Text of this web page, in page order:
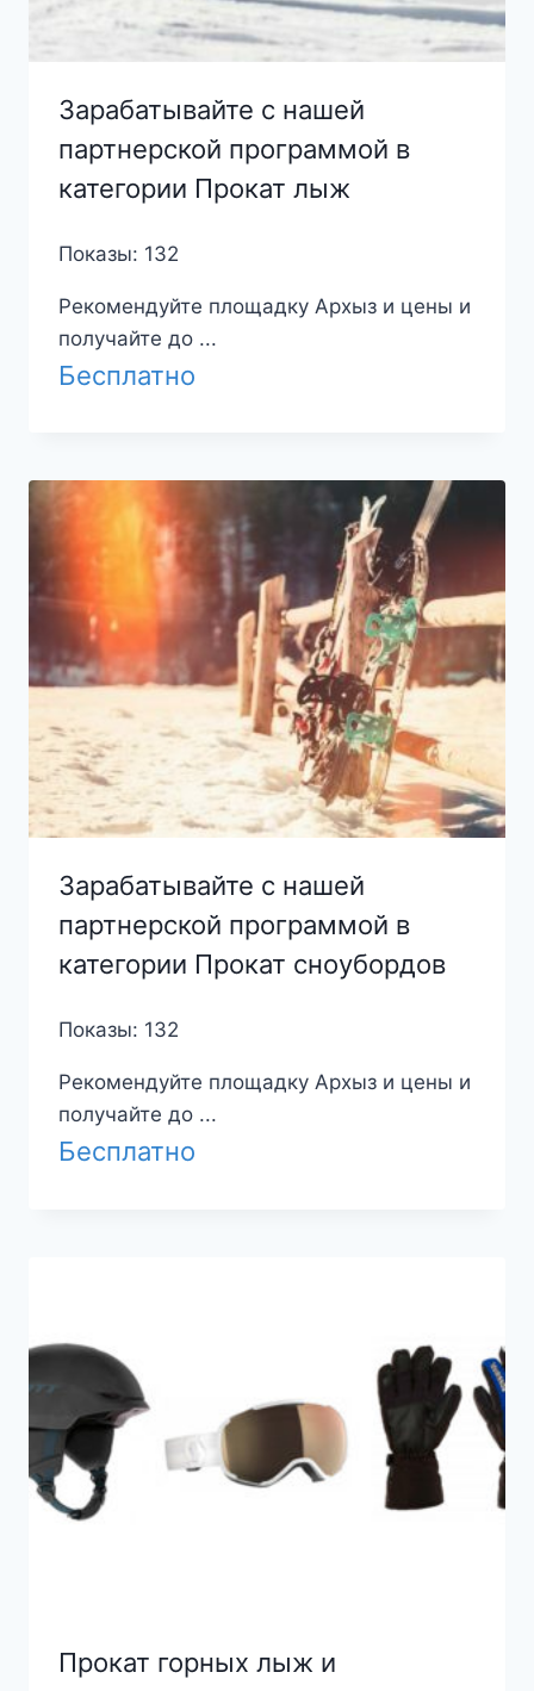
Зарабатывайте с нашей
партнерской программой в
категории Прокат лыж
Показы: 132
Рекомендуйте площадку Архыз и цены и
получайте до ...
Бесплатно
Зарабатывайте с нашей
партнерской программой в
категории Прокат сноубордов
Показы: 132
Рекомендуйте площадку Архыз и цены и
получайте до ...
Бесплатно
Прокат горных лыж и